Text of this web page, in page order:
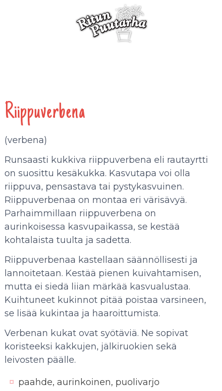
Riippuverbena
(verbena)
Runsaasti kukkiva riippuverbena eli rautayrtti
on suosittu kesäkukka. Kasvutapa voi olla
riippuva, pensastava tai pystykasvuinen.
Riippuverbenaa on montaa eri värisävyä.
Parhaimmillaan riippuverbena on
aurinkoisessa kasvupaikassa, se kestää
kohtalaista tuulta ja sadetta.
Riippuverbenaa kastellaan säännöllisesti ja
lannoitetaan. Kestää pienen kuivahtamisen,
mutta ei siedä liian märkää kasvualustaa.
Kuihtuneet kukinnot pitää poistaa varsineen,
se lisää kukintaa ja haaroittumista.
Verbenan kukat ovat syötäviä. Ne sopivat
koristeeksi kakkujen, jälkiruokien sekä
leivosten päälle.
paahde, aurinkoinen, puolivarjo